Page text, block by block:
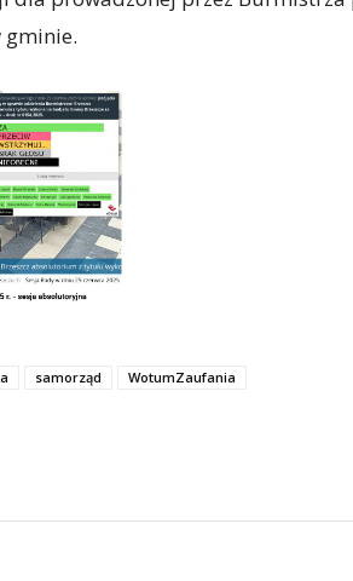
samorząd WotumZaufania